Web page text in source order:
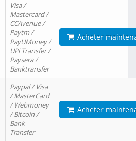
Visa /
Mastercard /
CCAvenue /
Paytm /
PayUMoney /
UPi Transfer /
Paysera /
Banktransfer
Acheter
Paypal / Visa
/ MasterCard
/ Webmoney
/ Bitcoin /
Bank
Transfer
Acheter